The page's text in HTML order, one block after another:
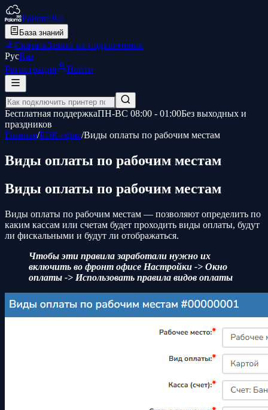
Paloma365
База знаний
СкачатьЗаявка на подключение
РусҚаз
Регистрация
Войти
Бесплатная поддержкаПН-ВС 08:00 - 01:00Без выходных и
праздников
Главная/БЭК-офис/Виды оплаты по рабочим местам
Виды оплаты по рабочим местам
Виды оплаты по рабочим местам
Виды оплаты по рабочим местам — позволяют определить по
каким кассам или счетам будет проходить виды оплаты, будут
ли фискальными и будут ли отображаться.
Чтобы эти правила заработали нужно их
включить во фронт офисе Настройки -> Окно
оплаты -> Использовать правила видов оплаты